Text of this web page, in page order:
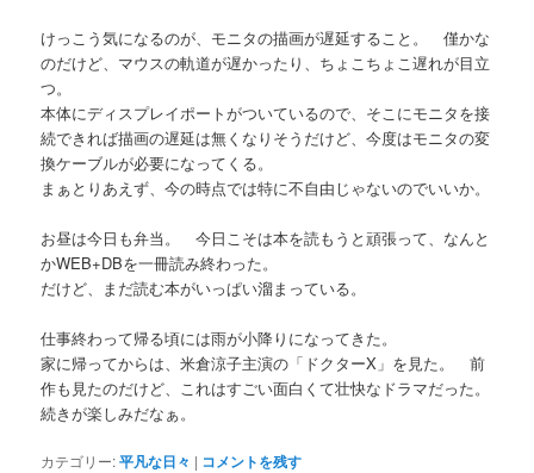
けっこう気になるのが、モニタの描画が遅延すること。 僅かな
のだけど、マウスの軌道が遅かったり、ちょこちょこ遅れが目立
つ。
本体にディスプレイポートがついているので、そこにモニタを接
続できれば描画の遅延は無くなりそうだけど、今度はモニタの変
換ケーブルが必要になってくる。
まぁとりあえず、今の時点では特に不自由じゃないのでいいか。
お昼は今日も弁当。 今日こそは本を読もうと頑張って、なんと
かWEB+DBを一冊読み終わった。
だけど、まだ読む本がいっぱい溜まっている。
仕事終わって帰る頃には雨が小降りになってきた。
家に帰ってからは、米倉涼子主演の「ドクターX」を見た。 前
作も見たのだけど、これはすごい面白くて壮快なドラマだった。
続きが楽しみだなぁ。
カテゴリー:平凡な日々 | コメントを残す